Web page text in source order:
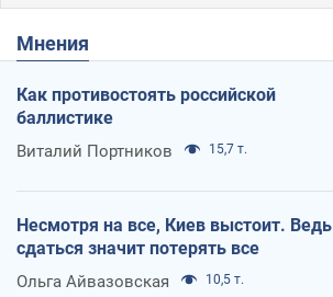
Мнения
Как противостоять российской
баллистике
Виталий Портников 15,7 т.
Несмотря на все, Киев выстоит. Ведь
сдаться значит потерять все
Ольга Айвазовская 10,5 т.